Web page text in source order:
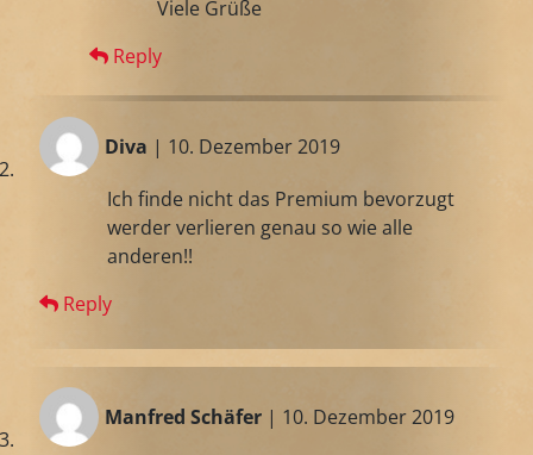
Viele Grüße
Reply
Diva | 10. Dezember 2019
Ich finde nicht das Premium bevorzugt
werder verlieren genau so wie alle
anderen!!
Reply
Manfred Schäfer | 10. Dezember 2019